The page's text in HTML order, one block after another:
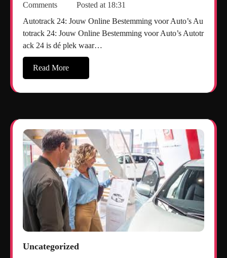
Comments
Posted at 18:31
Autotrack 24: Jouw Online Bestemming voor Auto’s Au
totrack 24: Jouw Online Bestemming voor Auto’s Autotr
ack 24 is dé plek waar…
Read More
Uncategorized